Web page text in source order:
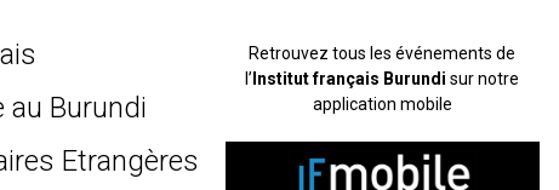
au Burundi
Etrangères
Retrouvez tous les événements de
l’ Institut français Burundisur notre
application mobile